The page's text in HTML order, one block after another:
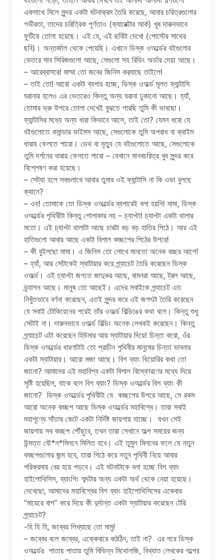
একসাথে মিলে সুন্দর একটা ঘটনাক্রম তৈরি করেছে, আবার চরিত্রগুলোর
গভীরতা, তাদের চরিত্রিক পূর্ণতাও (ক্যারেক্টার আর্ক) খুব দারুনভাবে
ফুটিয়ে তোলা হয়েছে। এই যে, এই ছবিটা দেখো (পোস্টের সাথের
ছবি)। অন্তর্জাল থেকে পেয়েছি। এখানে ডিস্ক ওঅর্ল্ডের বইগুলোর
ভেতরে সাব সিরিজগুলো আছে, সেগুলো সহ রিডিং অর্ডার দেয়া আছে।
– আরেব্বাসরে! মাম্মা তো জবের জিনিস কর‍্যাছে তাইলে!
– তাই তো! আরো একটা ব্যপার হচ্ছে, ডিস্ক ওঅর্ল্ড মূলত ফ্যান্টাসি
ঘরানার হলেও এর ভেতরেও কিন্তু অন্য ঘরানা ঢুকানো আছে। হ্যাঁ,
তোমার ভ্রু উপরে তোলা দেখেই বুঝতে পারছি তুমি কী ভাবছো।
ফ্যান্টাসির মধ্যে অন্য ধারা কিভাবে আসে, তাই তো? যেমন ধরো যে
বইগুলোতে কমান্ডার ভাইমস আছে, সেগুলোকে তুমি অপরাধ বা ক্রাইম
ধারায় ফেলতে পারো। ডেথ বা মৃত্যু যে বইগুলোতে আছে, সেগুলোকে
তুমি দর্শনের ধারায় ফেলতে পারো – যেখানে মানবচরিত্র খুব সুন্দর করে
বিশ্লেষণ করা হয়েছে।
– সেট্যা হলে সবগুলাখে আবার তুমার ওই ফ্যান্টাসি না কি ওডা বুলছে
ক্যানে?
– ওহ! তোমাকে তো ডিস্ক ওঅর্ল্ডের ব্যপারেই বলা হয়নি! মামা, ডিস্ক
ওঅর্ল্ডের পৃথিবীটা কিন্তু গোলাকার নয় – চ্যাপ্টা! চ্যাপ্টা একটা থালার
মতো। এই চ্যাপ্টা থালাটা আছে চারটা বড় বড় হাতির পিঠে। আর এই
হাতিগুলো আবার আছে একটা বিশাল কচ্ছপের পিঠের উপরে!
– কী বুইলছো মামা। এ জিনিস তো লোখে মানতো অনেক বচ্ছর আগে!
– হ্যাঁ, আর সেটাকেই স্যাটায়ার করে প্র্যাচেট তৈরি করেছেন ডিস্ক
ওঅর্ল্ড। এই চ্যাপ্টা জগতে জাদুকর আছে, বামনরা আছে, ট্রল আছে,
ড্র্যাগন আছে। মানুষ তো আছেই। এদের সবাইকে প্র্যাচেট এত
নিখুঁতভাবে বর্ণনা করেছেন, এতই সুন্দর করে এই জগৎটা তৈরি করেছেন
যে সবাই টোকিয়েনের পরেই তাঁর ওঅর্ল্ড বিল্ডিঙের কথা বলে। কিন্তু শুধু
সেটাই না। দারুনভাবে ওঅর্ল্ড বিল্ডিং অনেক লেখকই করেছেন। কিন্তু
প্র্যাচেট এটা করেছেন হিউমার আর স্যাটায়ার দিয়ে! চিন্তা করো, ওঁর
ডিস্ক ওঅর্ল্ডের ধারণাটাই তো প্রাচীন পৃথিবীর মানুষের চিন্তা ভাবনার
একটা স্যাটায়ার। আরো মজা আছে। বিগ ব্যাং থিয়োরির কথা তো
জানো? আমাদের এই মহাবিশ্ব একটা বিশাল বিস্ফোরণের মধ্যে দিয়ে
সৃষ্টি হয়েছিল, যাকে বলে বিগ ব্যাং? ডিস্ক ওঅর্ল্ডের বিগ ব্যাং কী
জানো? ডিস্ক ওঅর্ল্ডের পৃথিবীটা যে কচ্ছপের উপরে আছে, সে রকম
আরো অনেক কচ্ছপ আছে ডিস্ক ওঅর্ল্ডের মহাবিশ্বে। তারা সবাই
মহাশূণ্যে সাঁতার কেটে একটা নির্দিষ্ট জায়গায় যাচ্ছে। যখন সেই
জায়গায় সব কচ্ছপ পৌঁছুবে, তখন তারা সেখানে অল্প সময়ের জন্য
উন্মত্ত যৌ*ন*মিলনে মিলিত হবে। এই তুমুল মিলনের ফলে যে নতুন
কচ্ছপগুলোর জন্ম হবে, তারা পিঠে করে নতুন পৃথিবী নিয়ে আবার
পরিক্রমায় বের হয়ে পড়বে। এই ঘটনাটাকে বলা হচ্ছে বিগ ব্যাং
হাইপোথিসিস, ব্যাংগিং শব্দটার অন্য একটা অর্থ থেকে নেয়া হয়েছে।
দেখেছো, আমাদের মহাবিশ্বের বিগ ব্যাং হাইপোথিসিসের একেবার
“মায়েরে বাপ” করে দিয়ে কী দুর্দান্ত একটা স্যাটায়ার করেছেন টেরি
প্র্যাচেট?
-হি হি হি, জব্বের লিখ্যাছে তো মামু!
– জব্বের বলে জব্বের, এক্কেবারে কঠঠিন, তাই না? এর পরে ডিস্ক
ওঅর্ল্ডের পাতায় পাতায় তুমি বিভিন্ন মিথোলজি, বিখ্যাত লেখকের গল্পের